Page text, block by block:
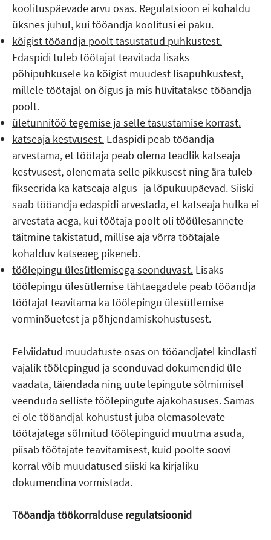
koolituspäevade arvu osas. Regulatsioon ei kohaldu
üksnes juhul, kui tööandja koolitusi ei paku.
kõigist tööandja poolt tasustatud puhkustest.
Edaspidi tuleb töötajat teavitada lisaks
põhipuhkusele ka kõigist muudest lisapuhkustest,
millele töötajal on õigus ja mis hüvitatakse tööandja
poolt.
ületunnitöö tegemise ja selle tasustamise korrast.
katseaja kestvusest. Edaspidi peab tööandja
arvestama, et töötaja peab olema teadlik katseaja
kestvusest, olenemata selle pikkusest ning ära tuleb
fikseerida ka katseaja algus- ja lõpukuupäevad. Siiski
saab tööandja edaspidi arvestada, et katseaja hulka ei
arvestata aega, kui töötaja poolt oli tööülesannete
täitmine takistatud, millise aja võrra töötajale
kohalduv katseaeg pikeneb.
töölepingu ülesütlemisega seonduvast. Lisaks
töölepingu ülesütlemise tähtaegadele peab tööandja
töötajat teavitama ka töölepingu ülesütlemise
vorminõuetest ja põhjendamiskohustusest.
Eelviidatud muudatuste osas on tööandjatel kindlasti
vajalik töölepingud ja seonduvad dokumendid üle
vaadata, täiendada ning uute lepingute sõlmimisel
veenduda selliste töölepingute ajakohasuses. Samas
ei ole tööandjal kohustust juba olemasolevate
töötajatega sõlmitud töölepinguid muutma asuda,
piisab töötajate teavitamisest, kuid poolte soovi
korral võib muudatused siiski ka kirjaliku
dokumendina vormistada.
Tööandja töökorralduse regulatsioonid